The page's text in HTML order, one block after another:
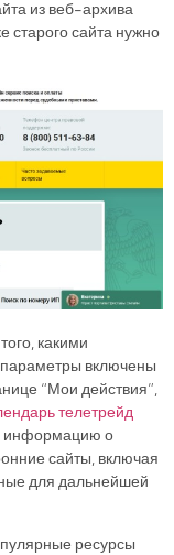
из веб-архива
старого сайта нужно
какими
включены
“Мои действия”,
телетрейд
информацию о
сайты, включая
для дальнейшей
ресурсы